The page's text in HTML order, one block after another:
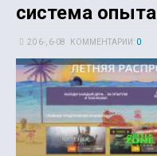
система опыта
20 6-, 6-08 КОММЕНТАРИИ: 0